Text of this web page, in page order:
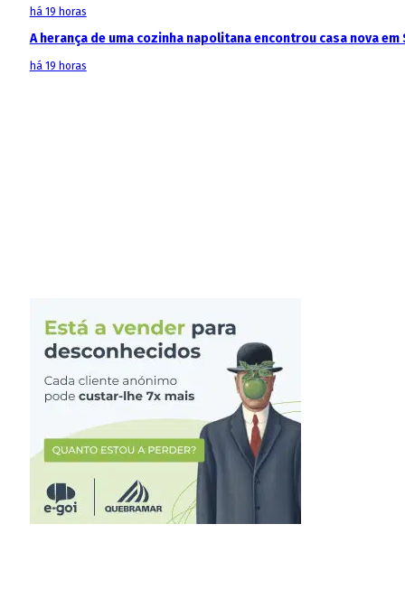
há 19 horas
A herança de uma cozinha napolitana encontrou casa nova em
há 19 horas